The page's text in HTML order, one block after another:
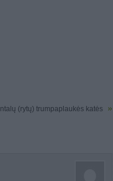
(rytų) trumpaplaukės katės »